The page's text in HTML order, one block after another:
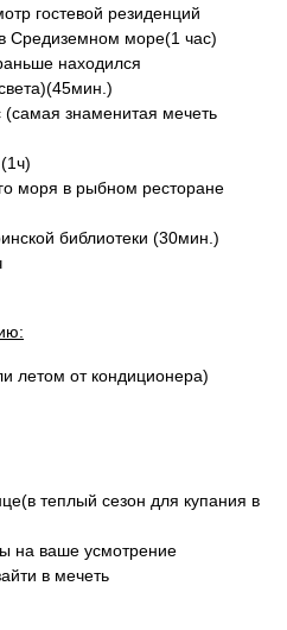
гостевой резиденций
Средиземном море(1 час)
находился
знаменитая мечеть
моря в рыбном ресторане
библиотеки (30мин.)
летом от кондиционера)
теплый сезон для купания в
на ваше усмотрение
в мечеть